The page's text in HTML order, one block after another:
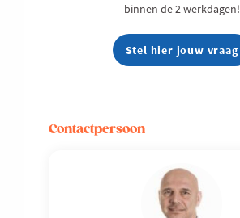
Contactpersoon
binnen de 2 werkdagen!
Stel hier jouw vraag